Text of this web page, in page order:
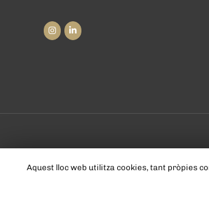
Aquest lloc web utilitza cookies, tant pròpies